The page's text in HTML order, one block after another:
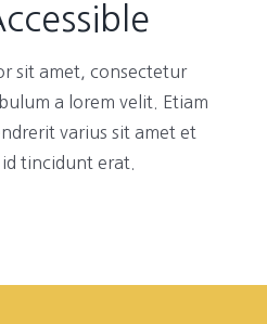
sit amet, consectetur
a lorem velit. Etiam
varius sit amet et
tincidunt erat.